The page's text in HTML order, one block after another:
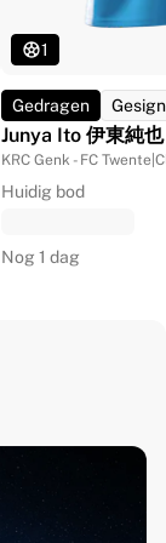
1
Gedragen
Junya Ito 伊東純也
KRC Genk - FC Twente
Huidig bod
Nog 1 dag